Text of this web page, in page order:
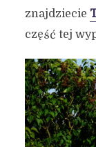
znajdziecie
część tej